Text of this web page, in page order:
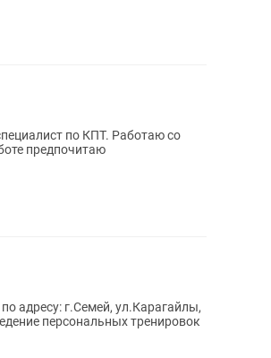
по КПТ. Работаю со
адресу: г.Семей, ул.Карагайлы,